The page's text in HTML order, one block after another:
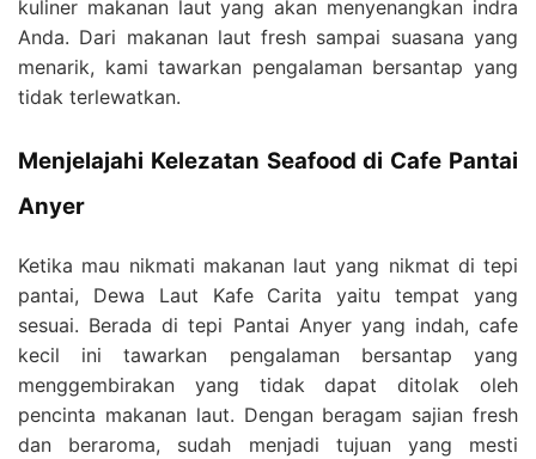
kuliner makanan laut yang akan menyenangkan indra
Anda. Dari makanan laut fresh sampai suasana yang
menarik, kami tawarkan pengalaman bersantap yang
tidak terlewatkan.
Menjelajahi Kelezatan Seafood di Cafe Pantai
Anyer
Ketika mau nikmati makanan laut yang nikmat di tepi
pantai, Dewa Laut Kafe Carita yaitu tempat yang
sesuai. Berada di tepi Pantai Anyer yang indah, cafe
kecil ini tawarkan pengalaman bersantap yang
menggembirakan yang tidak dapat ditolak oleh
pencinta makanan laut. Dengan beragam sajian fresh
dan beraroma, sudah menjadi tujuan yang mesti